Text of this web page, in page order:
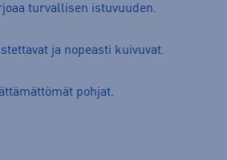
turvallisen istuvuuden.
ja nopeasti kuivuvat.
pohjat.